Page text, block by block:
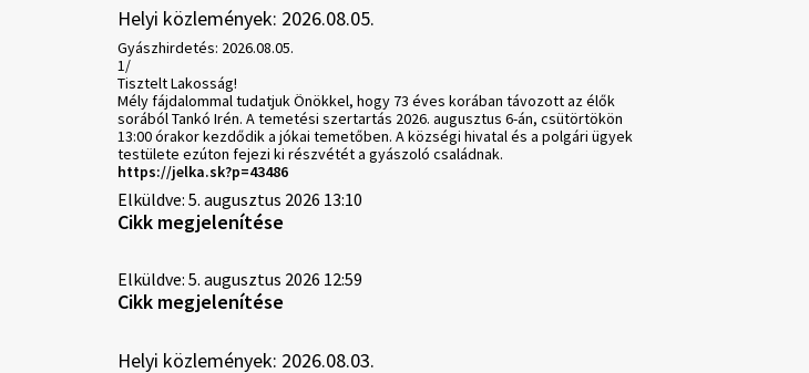
Helyi közlemények: 2026.08.05.
Gyászhirdetés: 2026.08.05.
1/
Tisztelt Lakosság!
Mély fájdalommal tudatjuk Önökkel, hogy 73 éves korában távozott az élők
sorából Tankó Irén. A temetési szertartás 2026. augusztus 6-án, csütörtökön
13:00 órakor kezdődik a jókai temetőben. A községi hivatal és a polgári ügyek
testülete ezúton fejezi ki részvétét a gyászoló családnak.
https://jelka.sk?p=43486
Elküldve: 5. augusztus 2026 13:10
Cikk megjelenítése
Elküldve: 5. augusztus 2026 12:59
Cikk megjelenítése
Helyi közlemények: 2026.08.03.